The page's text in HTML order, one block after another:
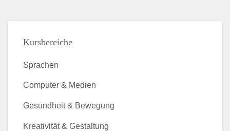
Kursbereiche
Sprachen
Computer & Medien
Gesundheit & Bewegung
Kreativität & Gestaltung